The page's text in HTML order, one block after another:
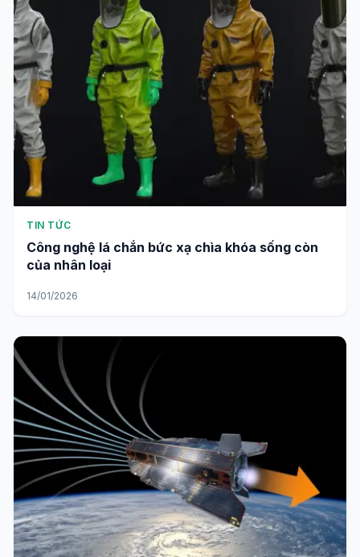
TIN TỨC
Công nghệ lá chắn bức xạ chìa khóa sống còn
của nhân loại
14/01/2026